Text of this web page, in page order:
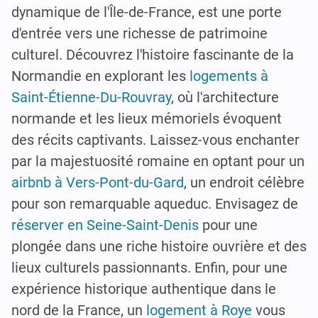
dynamique de l'Île-de-France, est une porte
d'entrée vers une richesse de patrimoine
culturel. Découvrez l'histoire fascinante de la
Normandie en explorant les logements à
Saint-Étienne-Du-Rouvray, où l'architecture
normande et les lieux mémoriels évoquent
des récits captivants. Laissez-vous enchanter
par la majestuosité romaine en optant pour un
airbnb à Vers-Pont-du-Gard, un endroit célèbre
pour son remarquable aqueduc. Envisagez de
réserver en Seine-Saint-Denis pour une
plongée dans une riche histoire ouvrière et des
lieux culturels passionnants. Enfin, pour une
expérience historique authentique dans le
nord de la France, un logement à Roye vous